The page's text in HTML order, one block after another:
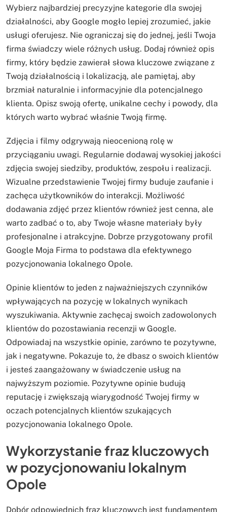
Wybierz najbardziej precyzyjne kategorie dla swojej
działalności, aby Google mogło lepiej zrozumieć, jakie
usługi oferujesz. Nie ograniczaj się do jednej, jeśli Twoja
firma świadczy wiele różnych usług. Dodaj również opis
firmy, który będzie zawierał słowa kluczowe związane z
Twoją działalnością i lokalizacją, ale pamiętaj, aby
brzmiał naturalnie i informacyjnie dla potencjalnego
klienta. Opisz swoją ofertę, unikalne cechy i powody, dla
których warto wybrać właśnie Twoją firmę.
Zdjęcia i filmy odgrywają nieocenioną rolę w
przyciąganiu uwagi. Regularnie dodawaj wysokiej jakości
zdjęcia swojej siedziby, produktów, zespołu i realizacji.
Wizualne przedstawienie Twojej firmy buduje zaufanie i
zachęca użytkowników do interakcji. Możliwość
dodawania zdjęć przez klientów również jest cenna, ale
warto zadbać o to, aby Twoje własne materiały były
profesjonalne i atrakcyjne. Dobrze przygotowany profil
Google Moja Firma to podstawa dla efektywnego
pozycjonowania lokalnego Opole.
Opinie klientów to jeden z najważniejszych czynników
wpływających na pozycję w lokalnych wynikach
wyszukiwania. Aktywnie zachęcaj swoich zadowolonych
klientów do pozostawiania recenzji w Google.
Odpowiadaj na wszystkie opinie, zarówno te pozytywne,
jak i negatywne. Pokazuje to, że dbasz o swoich klientów
i jesteś zaangażowany w świadczenie usług na
najwyższym poziomie. Pozytywne opinie budują
reputację i zwiększają wiarygodność Twojej firmy w
oczach potencjalnych klientów szukających
pozycjonowania lokalnego Opole.
Wykorzystanie fraz kluczowych
w pozycjonowaniu lokalnym
Opole
Dobór odpowiednich fraz kluczowych jest fundamentem